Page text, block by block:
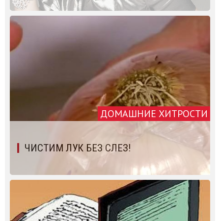
ДОМАШНИЕ ХИТРОСТИ
ЧИСТИМ ЛУК БЕЗ СЛЕЗ!